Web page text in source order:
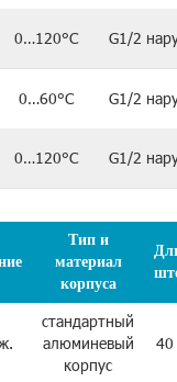
0…120°C G1/2
0…60°C G1/2
0…120°C G1/2
Тип и
материал
корпуса
стандартный
алюминевый
корпус